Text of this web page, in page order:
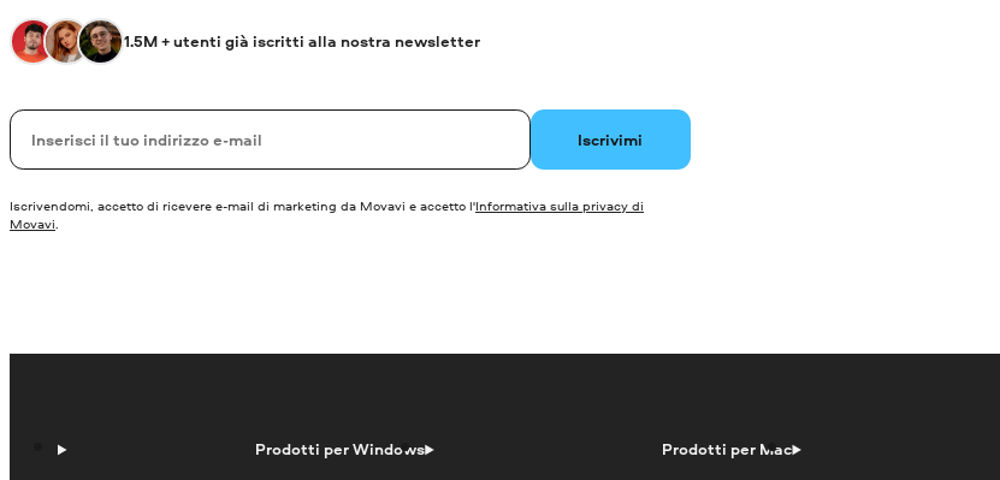
1.5M + utenti già iscritti alla nostra newsletter
La tua e-mail Iscrivimi
Iscrivendomi, accetto di ricevere e-mail di marketing da Movavi e accetto l'Informativa sulla privacy di
Movavi
Prodotti per Windows
Prodotti per Mac